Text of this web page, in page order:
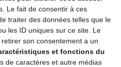
Le fait de consentir à ces
traiter des données telles que le
les ID uniques sur ce site. Le
son consentement a un
et fonctions du
de caractères et autre médias